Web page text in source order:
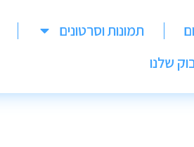
תמונות וסרטונים
שלנו